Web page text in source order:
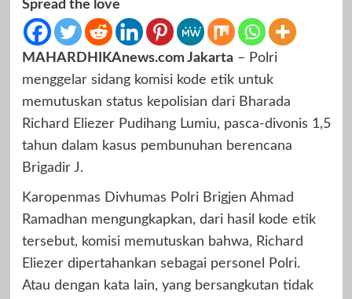
Spread the love
MAHARDHIKAnews.com Jakarta– Polri
menggelar sidang komisi kode etik untuk
memutuskan status kepolisian dari Bharada
Richard Eliezer Pudihang Lumiu, pasca-divonis 1,5
tahun dalam kasus pembunuhan berencana
Brigadir J.
Karopenmas Divhumas Polri Brigjen Ahmad
Ramadhan mengungkapkan, dari hasil kode etik
tersebut, komisi memutuskan bahwa, Richard
Eliezer dipertahankan sebagai personel Polri.
Atau dengan kata lain, yang bersangkutan tidak